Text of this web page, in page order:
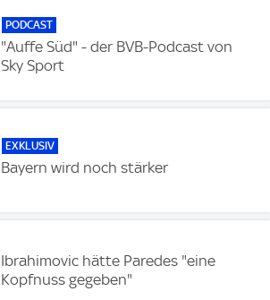
PODCAST
"Auffe Süd" - der BVB-Podcast von
Sky Sport
EXKLUSIV
Bayern wird noch stärker
Ibrahimovic hätte Paredes "eine
Kopfnuss gegeben"